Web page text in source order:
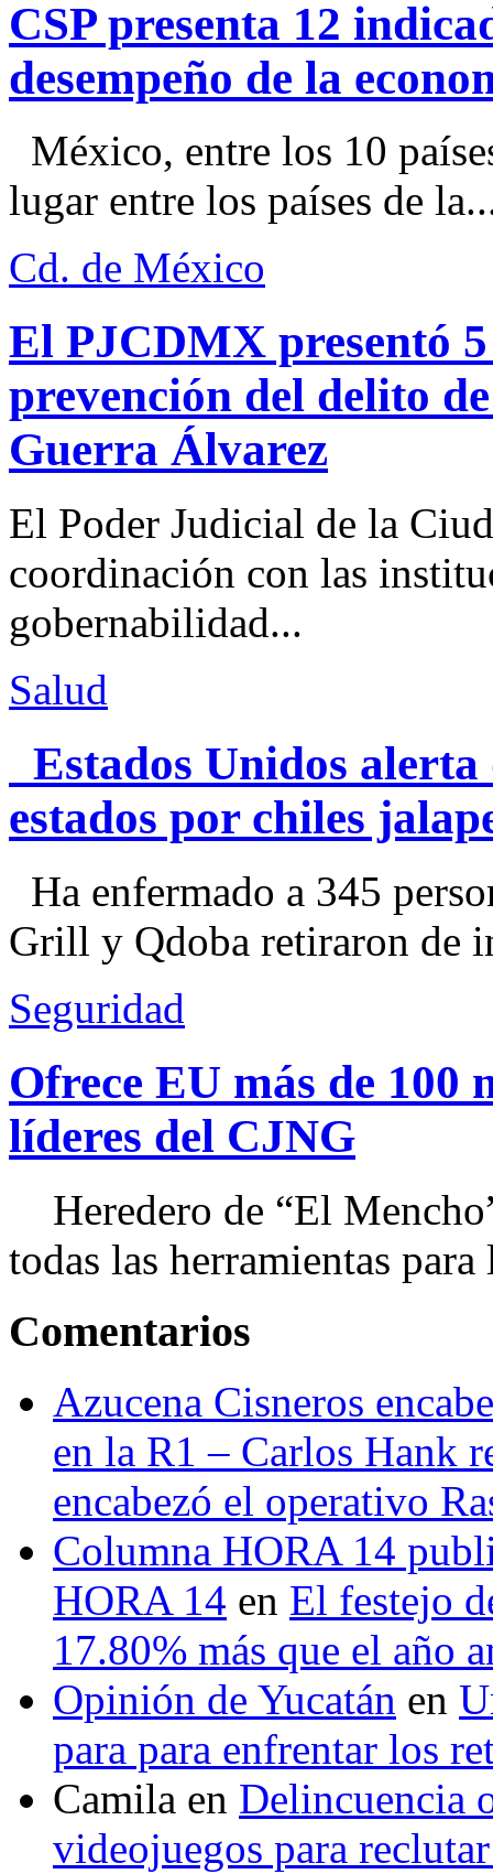
CSP presenta 12
desempeño de la
México, entre los 10
lugar entre los países de
Cd. de México
El PJCDMX presentó
prevención del delito
Guerra Álvarez
El Poder Judicial de la
coordinación con las
gobernabilidad...
Salud
Estados Unidos alerta
estados por chiles
Ha enfermado a 345
Grill y Qdoba retiraron de
Seguridad
Ofrece EU más de 100
líderes del CJNG
Heredero de “El
todas las herramientas
Comentarios
Azucena Cisneros
en la R1 – Carlos Hank
encabezó el operativo
Columna HORA 14
HORA 14 en El festejo
17.80% más que el año
Opinión de Yucatán en
para para enfrentar los
Camila en Delincuencia
videojuegos para